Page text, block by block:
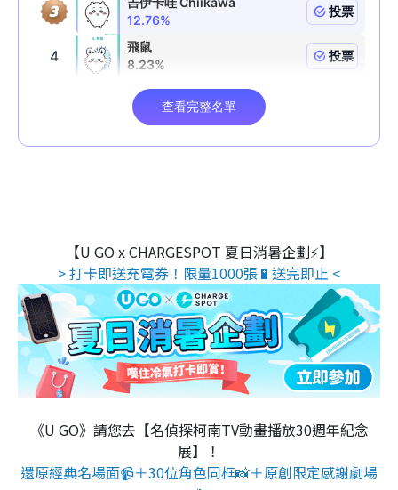
【U GO x CHARGESPOT 夏日消暑企劃⚡】
> 打卡即送充電券！限量1000張🔋送完即止 <
《U GO》請您去【名偵探柯南TV動畫播放30週年紀念
展】！
還原經典名場面📹＋30位角色同框📸＋原創限定感謝劇場